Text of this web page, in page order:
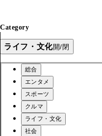
Category
ライフ・文化開/閉
総合
エンタメ
スポーツ
クルマ
ライフ・文化
社会